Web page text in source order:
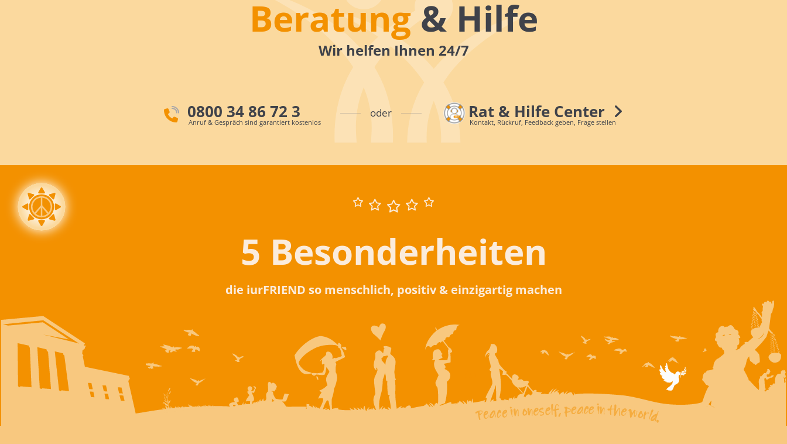
Beratung& Hilfe
Wir helfen Ihnen 24/7
0800 34 86 72 3
Anruf & Gespräch sind garantiert kostenlos
oder Rat & Hilfe Center
Kontakt, Rückruf, Feedback geben, Frage stellen
5 Besonderheiten
die iurFRIEND so menschlich, positiv & einzigartig machen